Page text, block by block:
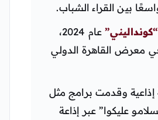
بين القراء الشباب.
“كونداليني”
عام 2024،
معرض القاهرة الدولي
وقدمت برامج مثل
عليكوا” عبر إذاعة